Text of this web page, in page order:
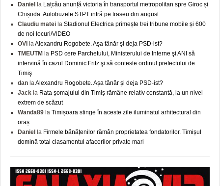
Daniel
la Lațcău anunță victoria în transportul metropolitan spre Giroc și
Chișoda. Autobuzele STPT intră pe traseu din august
Claudiu matei la Stadionul Electrica primește trei tribune mobile și 600
de noi locuri/VIDEO
OVI
laAlexandru Rogobete. Aşa tânăr şi deja PSD-ist?
TMEUTM la PSD cere Parchetului, Ministerului de Interne şi ANI să
intervină în cazul Dominic Fritz şi să conteste ordinul prefectului de
Timiş
dan laAlexandru Rogobete. Aşa tânăr şi deja PSD-ist?
Jack la Rata șomajului din Timiș rămâne relativ constantă, la un nivel
extrem de scăzut
Wanda89 la Timișoara stinge în aceste zile iluminatul arhitectural din
oraș
Daniel
la Firmele bănățenilor rămân proprietatea fondatorilor. Timișul
domină total clasamentul afacerilor private mari